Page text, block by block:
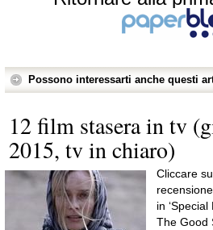
Possono interessarti anche questi
12 film stasera in tv
2015, tv in chiaro)
Cliccare
in
The Good